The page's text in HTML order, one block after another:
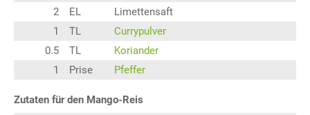
2
EL
Limettensaft
1
TL
Currypulver
0.5
TL
Koriander
1
Prise Pfeffer
Zutaten für den Mango-Reis